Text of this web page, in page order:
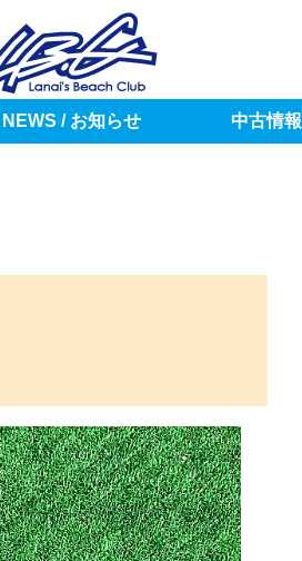
NEWS / お知らせ 中古情報